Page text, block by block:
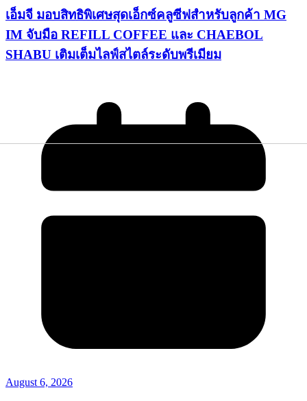
เอ็มจี มอบสิทธิพิเศษสุดเอ็กซ์คลูซีฟสำหรับลูกค้า MG
IM จับมือ REFILL COFFEE และ CHAEBOL
SHABU เติมเต็มไลฟ์สไตล์ระดับพรีเมียม
August 6, 2026